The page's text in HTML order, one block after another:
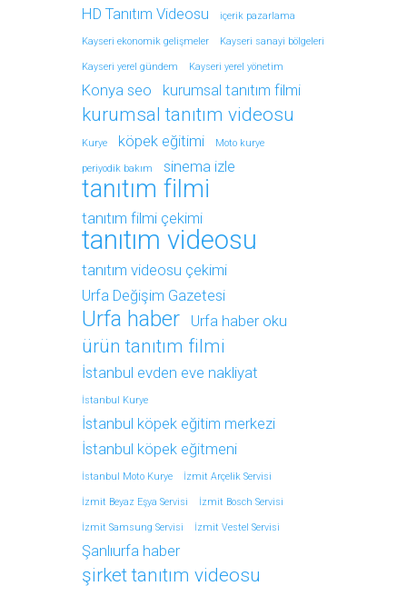
HD Tanıtım Videosu içerik pazarlama
Kayseri ekonomik gelişmeler Kayseri sanayi bölgeleri
Kayseri yerel gündem Kayseri yerel yönetim
Konya seo kurumsal tanıtım filmi
kurumsal tanıtım videosu
Kurye köpek eğitimi Moto kurye
periyodik bakım sinema izle
tanıtım filmi
tanıtım filmi çekimi
tanıtım videosu
tanıtım videosu çekimi
Urfa Değişim Gazetesi
Urfa haber Urfa haber oku
ürün tanıtım filmi
İstanbul evden eve nakliyat
İstanbul Kurye
İstanbul köpek eğitim merkezi
İstanbul köpek eğitmeni
İstanbul Moto Kurye İzmit Arçelik Servisi
İzmit Beyaz Eşya Servisi İzmit Bosch Servisi
İzmit Samsung Servisi İzmit Vestel Servisi
Şanlıurfa haber
şirket tanıtım videosu